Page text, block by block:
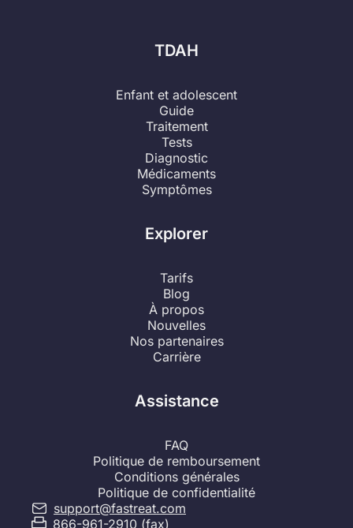
TDAH
Enfant et adolescent
Guide
Traitement
Tests
Diagnostic
Médicaments
Symptômes
Explorer
Tarifs
Blog
À propos
Nouvelles
Nos partenaires
Carrière
Assistance
FAQ
Politique de remboursement
Conditions générales
Politique de confidentialité
support@fastreat.com
866-961-2910 (fax)